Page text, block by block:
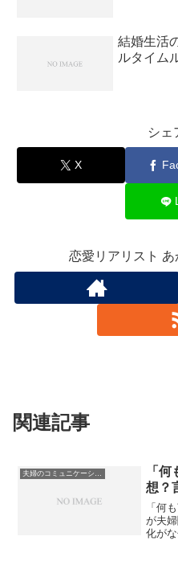
結婚生活
ルタイム
シェ
X
恋愛リアリスト
関連記事
夫婦のコミュニケーションと価値観
「
想？
「何
が夫
化が